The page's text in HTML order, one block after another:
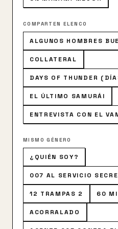
COMPARTEN ELENCO
ALGUNOS HOMBRES
COLLATERAL
DAYS OF THUNDER
EL ÚLTIMO SAMURÁI
ENTREVISTA CON EL
MISMO GÉNERO
¿QUIÉN SOY?
007 AL SERVICIO
12 TRAMPAS 2 60
ACORRALADO